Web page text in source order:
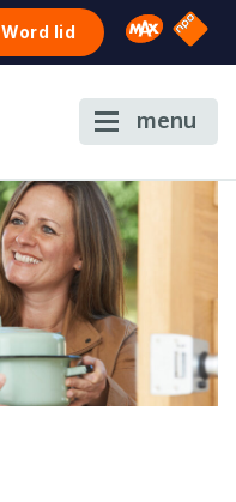
Word lid Omroep
NPO
menu